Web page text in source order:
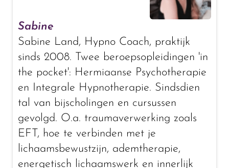
Sabine
Sabine Land, Hypno Coach, praktijk
sinds 2008. Twee beroepsopleidingen 'in
the pocket': Hermiaanse Psychotherapie
en Integrale Hypnotherapie. Sindsdien
tal van bijscholingen en cursussen
gevolgd. O.a. traumaverwerking zoals
EFT, hoe te verbinden met je
lichaamsbewustzijn, ademtherapie,
energetisch lichaamswerk en innerlijk